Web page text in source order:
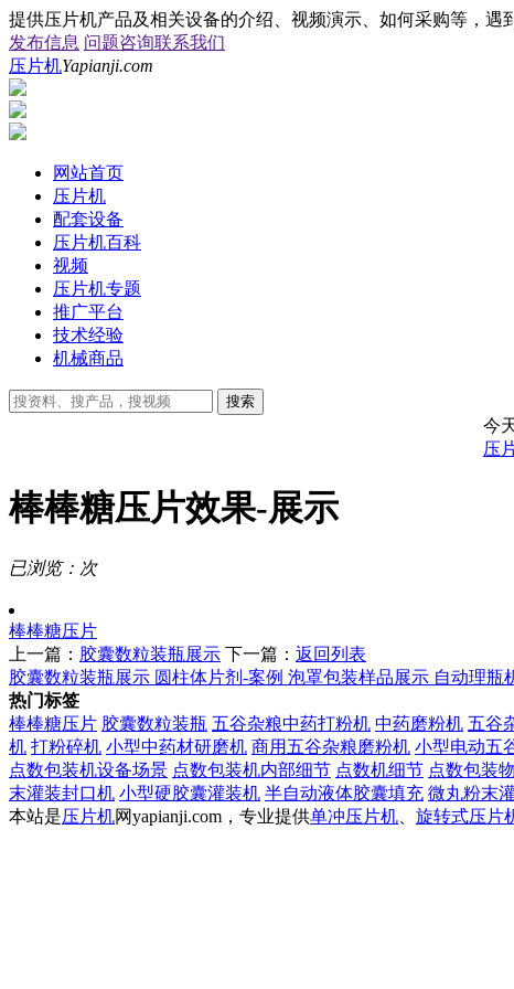
提供压片机产品及相关设备的介绍、视频演示、如何采购等，遇
发布信息 问题咨询联系我们
压片机Yapianji.com
网站首页
压片机
配套设备
压片机百科
视频
压片机专题
推广平台
技术经验
机械商品
今
压
棒棒糖压片效果-展示
已浏览： 次
棒棒糖压片
上一篇： 胶囊数粒装瓶展示 下一篇： 返回列表
胶囊数粒装瓶展示 圆柱体片剂-案例 泡罩包装样品展示 自动理瓶
热门标签
棒棒糖压片 胶囊数粒装瓶 五谷杂粮中药打粉机 中药磨粉机 五谷
机 打粉碎机 小型中药材研磨机 商用五谷杂粮磨粉机 小型电动五
点数包装机设备场景 点数包装机内部细节 点数机细节 点数包装
末灌装封口机 小型硬胶囊灌装机 半自动液体胶囊填充 微丸粉末
本站是压片机网yapianji.com，专业提供单冲压片机 旋转式压片